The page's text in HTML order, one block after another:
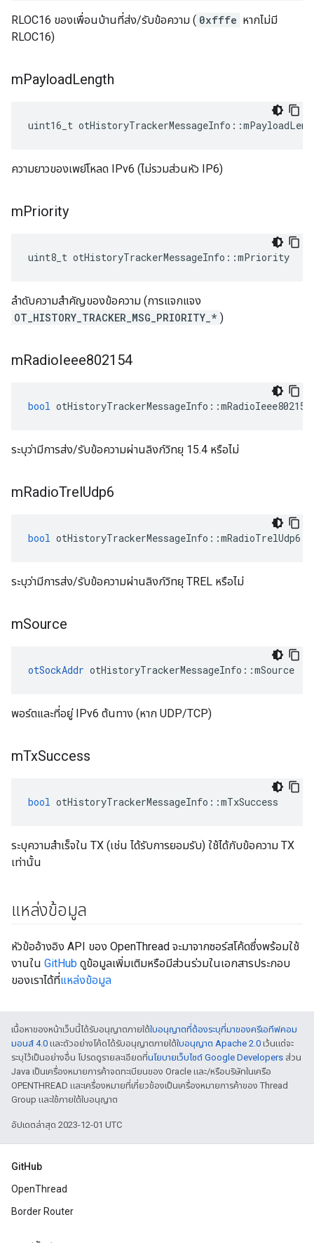
RLOC16 ของเพื่อนบ้านที่ส่ง/รับข้อความ ( 0xfffe หากไม่มี
RLOC16)
mPayloadLength
uint16_t otHistoryTrackerMessageInfo ::
ความยาวของเพย์โหลด IPv6 (ไม่รวมส่วนหัว IP6)
mPriority
uint8_t otHistoryTrackerMessageInfo ::mPriority
ลำดับความสำคัญของข้อความ (การแจกแจง
OT_HISTORY_TRACKER_MSG_PRIORITY_* )
mRadioIeee802154
bool otHistoryTrackerMessageInfo ::mRadioIeee802154
ระบุว่ามีการส่ง/รับข้อความผ่านลิงก์วิทยุ 15.4 หรือไม่
mRadioTrelUdp6
bool otHistoryTrackerMessageInfo ::mRadioTrelUdp6
ระบุว่ามีการส่ง/รับข้อความผ่านลิงก์วิทยุ TREL หรือไม่
mSource
otSockAddr otHistoryTrackerMessageInfo ::mSource
พอร์ตและที่อยู่ IPv6 ต้นทาง (หาก UDP/TCP)
mTxSuccess
bool otHistoryTrackerMessageInfo ::mTxSuccess
ระบุความสำเร็จใน TX (เช่น ได้รับการยอมรับ) ใช้ได้กับข้อความ TX
เท่านั้น
แหล่งข้อมูล
หัวข้ออ้างอิง API ของ OpenThread จะมาจากซอร์สโค้ดซึ่งพร้อมใช้
งานใน GitHub ดูข้อมูลเพิ่มเติมหรือมีส่วนร่วมในเอกสารประกอบ
ของเราได้ที่แหล่งข้อมูล
เนื้อหาของหน้าเว็บนี้ได้รับอนุญาตภายใต้ใบอนุญาตที่ต้องระบุที่มาของครีเอทีฟคอม
มอนส์ 4.0 และตัวอย่างโค้ดได้รับอนุญาตภายใต้ใบอนุญาต Apache 2.0 เว้นแต่จะ
ระบุไว้เป็นอย่างอื่น โปรดดูรายละเอียดที่นโยบายเว็บไซต์ Google Developers ส่วน
Java เป็นเครื่องหมายการค้าจดทะเบียนของ Oracle และ/หรือบริษัทในเครือ
OPENTHREAD และเครื่องหมายที่เกี่ยวข้องเป็นเครื่องหมายการค้าของ Thread
Group และใช้ภายใต้ใบอนุญาต
อัปเดตล่าสุด 2023-12-01 UTC
GitHub
OpenThread
Border Router